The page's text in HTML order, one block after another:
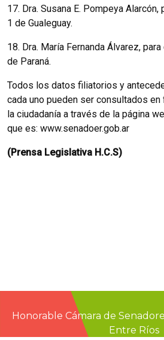
17. Dra. Susana E. Pompeya
1 de Gualeguay.
18. Dra. María Fernanda Álvarez,
de Paraná.
Todos los datos filiatorios y
cada uno pueden ser consultados
la ciudadanía a través de la página
que es: www.senadoer.gob.ar
(Prensa Legislativa H.C.S)
Honorable Cámara de
Entre Ríos